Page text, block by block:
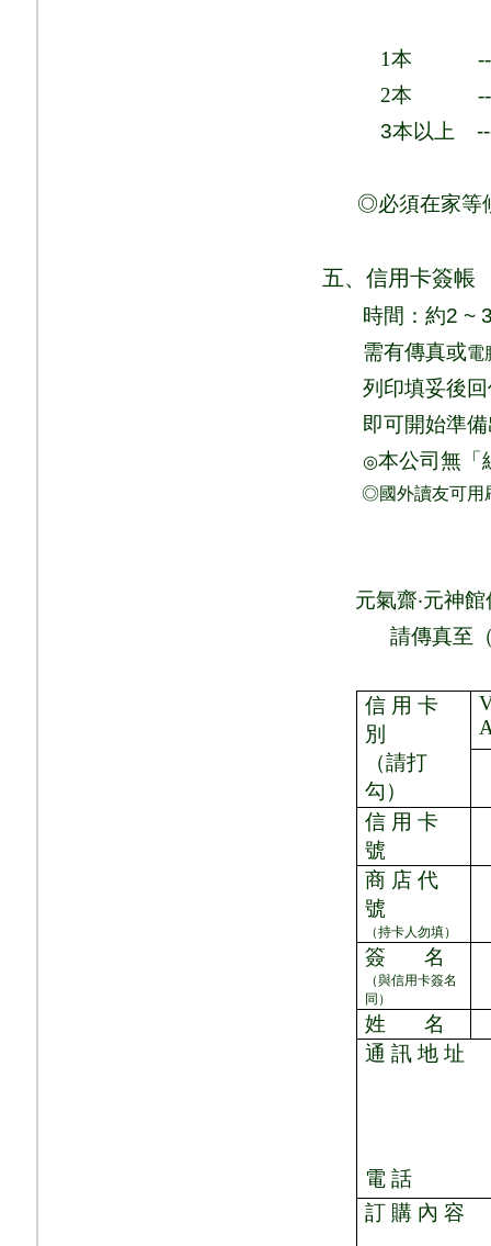
1本
2本
3本以上
◎必須在家等
五、信用卡簽帳
時間： 約2 ~
需有傳真或電
列印填妥後
即可開始準
◎本公司無「
◎國外讀友可用
元氣齋‧元神館
請傳真至
信 用 卡
別
（請打
勾）
信 用 卡
號
商 店 代
號
（持卡人勿填）
簽 名
（與信用卡簽名
同）
姓
名
通 訊 地 址
電 話
訂 購 內 容